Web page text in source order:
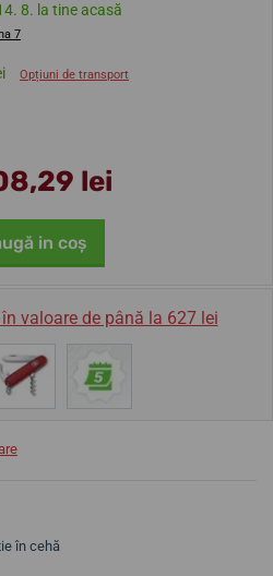
8. la tine acasă
7
Opțiuni de transport
lei
in coş
valoare de până la 627 lei
în cehă